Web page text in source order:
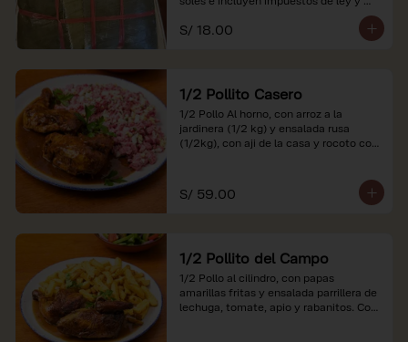
S/ 18.00
1/2 Pollito Casero
1/2 Pollo Al horno, con arroz a la
jardinera (1/2 kg) y ensalada rusa
(1/2kg), con aji de la casa y rocoto con
*Nuestros precios están expresados en
soles e incluyen impuestos de ley y
S/ 59.00
1/2 Pollito del Campo
1/2 Pollo al cilindro, con papas
amarillas fritas y ensalada parrillera de
lechuga, tomate, apio y rabanitos. Con